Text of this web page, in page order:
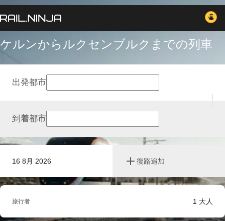
ケルンからルクセンブルクまでの列車
16 8月 2026 復路追加
出発都市
到着都市
旅行者 1 大人